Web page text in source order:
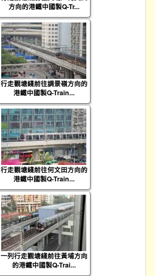
方向的港鐵中國製Q-Tr...
行走觀塘綫前往調景嶺方向的
港鐵中國製Q-Train...
行走觀塘綫前往何文田方向的
港鐵中國製Q-Train...
一列行走觀塘綫前往黃埔方向
的港鐵中國製Q-Trai...